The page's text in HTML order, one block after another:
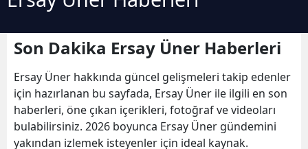
Son Dakika Ersay Üner Haberleri
Ersay Üner hakkında güncel gelişmeleri takip edenler
için hazırlanan bu sayfada, Ersay Üner ile ilgili en son
haberleri, öne çıkan içerikleri, fotoğraf ve videoları
bulabilirsiniz. 2026 boyunca Ersay Üner gündemini
yakından izlemek isteyenler için ideal kaynak.